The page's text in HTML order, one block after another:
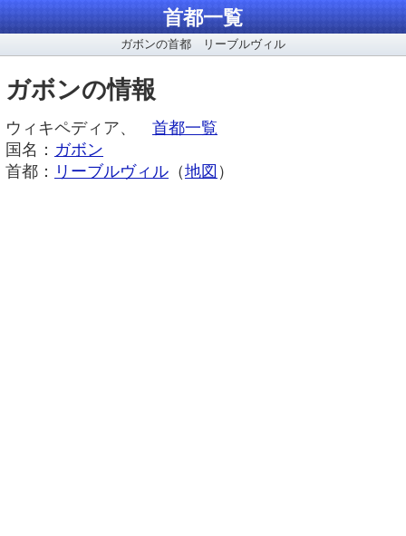
首都一覧
ガボンの首都 リーブルヴィル
ガボンの情報
ウィキペディア、 首都一覧
国名： ガボン
首都： リーブルヴィル （地図 ）